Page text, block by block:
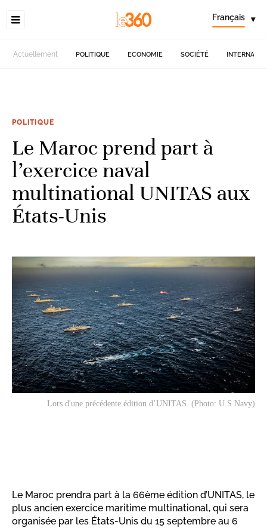
Français ▾
Actuellement POLITIQUE ECONOMIE SOCIÉTÉ
POLITIQUE
Le Maroc prend part à
l’exercice naval
multinational UNITAS aux
États-Unis
Lors d'une précédente édition d’UNITAS. (Photo: U.S Navy)
Le Maroc prendra part à la 66ème édition d’UNITAS, le
plus ancien exercice maritime multinational, qui sera
organisée par les États-Unis du 15 septembre au 6